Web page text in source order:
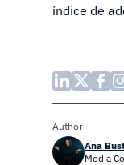
índice de
Author
Ana
Media